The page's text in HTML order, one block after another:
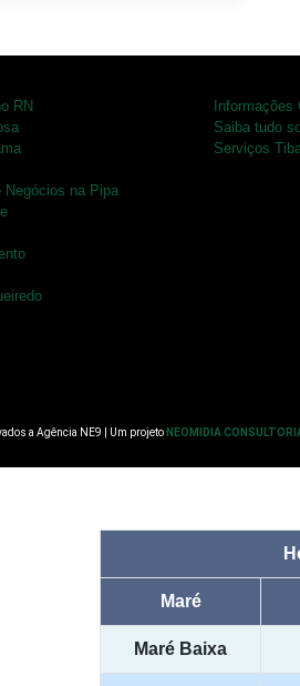
RN
Negócios na Pipa
Informações
Saiba tudo
Serviços
a Agência NE9 | Um projeto NEOMIDIA